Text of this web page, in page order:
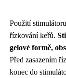
Použití
řízkování keřů.
gelové formě,
Před zasazením
konec do